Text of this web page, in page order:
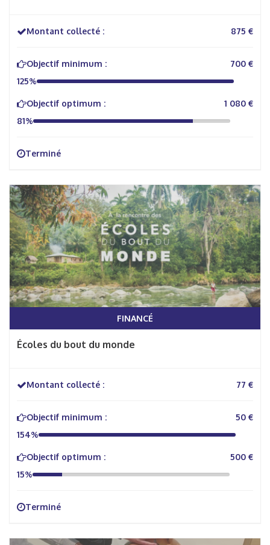
Montant collecté : 875 €
Objectif minimum :
700 €
125%
Objectif optimum :
1 080 €
81%
Terminé
FINANCÉ
Écoles du bout du monde
Montant collecté : 77 €
Objectif minimum :
50 €
154%
Objectif optimum :
500 €
15%
Terminé